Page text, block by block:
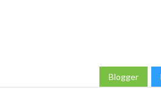
Blogger